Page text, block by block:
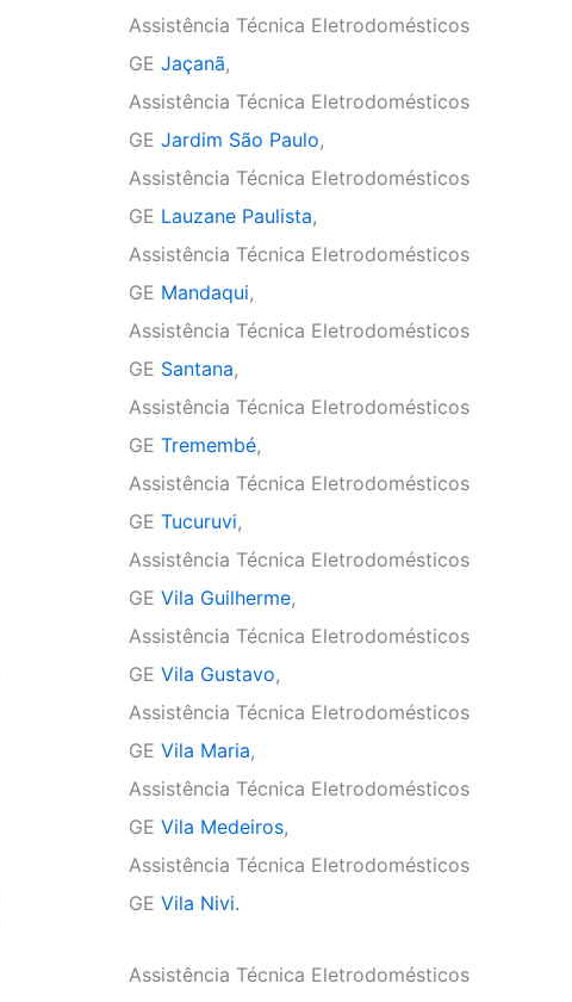
Assistência Técnica Eletrodomésticos
GE Jaçanã,
Assistência Técnica Eletrodomésticos
GE Jardim São Paulo,
Assistência Técnica Eletrodomésticos
GE Lauzane Paulista,
Assistência Técnica Eletrodomésticos
GE Mandaqui,
Assistência Técnica Eletrodomésticos
GE Santana,
Assistência Técnica Eletrodomésticos
GE Tremembé,
Assistência Técnica Eletrodomésticos
GE Tucuruvi,
Assistência Técnica Eletrodomésticos
GE Vila Guilherme,
Assistência Técnica Eletrodomésticos
GE Vila Gustavo,
Assistência Técnica Eletrodomésticos
GE Vila Maria,
Assistência Técnica Eletrodomésticos
GE Vila Medeiros,
Assistência Técnica Eletrodomésticos
GE Vila Nivi.
Assistência Técnica Eletrodomésticos